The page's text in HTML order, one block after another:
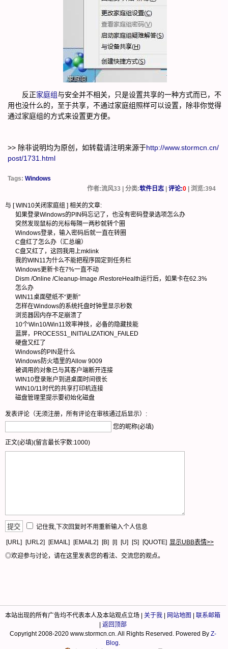
反正家庭组与安全并不相关，只是设置共享的一种方式而已，不
用也没什么的，至于共享，不通过家庭组照样可以设置，除非你觉得
通过家庭组的方式来设置更方便。
>> 除非说明均为原创，如转载请注明来源于http://www.stormcn.cn/
post/1731.html
Tags: Windows
作者:流风33 | 分类:软件日志 |评论:0 | 浏览:394
与 [WIN10关闭家庭组 ] 相关的文章:
如果登录Windows的PIN码忘记了，也没有密码登录选项怎么办
突然发现鼠标的光标每隔一两秒就转个圈
Windows登录，输入密码后就一直在转圈
C盘红了怎么办（汇总编）
C盘又红了，这回我用上mklink
我的WIN11为什么不能把程序固定到任务栏
Windows更新卡在7%一直不动
Dism /Online /Cleanup-Image /RestoreHealth运行后，如果卡在62.3%
怎么办
WIN11桌面壁纸不“更新”
怎样在Windows的系统托盘时钟里显示秒数
浏览器因内存不足崩溃了
10个Win10/Win11效率神技，必备的隐藏技能
蓝屏，PROCESS1_INITIALIZATION_FAILED
硬盘又红了
Windows的PIN是什么
Windows防火墙里的Allow 9009
被调用的对象已与其客户端断开连接
WIN10登录账户到进桌面时间很长
WIN10/11时代的共享打印机连接
磁盘管理里提示要初始化磁盘
发表评论（无须注册，所有评论在审核通过后显示）:
您的昵称(必填)
正文(必填)(留言最长字数:1000)
记住我,下次回复时不用重新输入个人信息
[URL] [URL2] [EMAIL] [EMAIL2] [B] [I] [U] [S] [QUOTE] 显示UBB表情>>
◎欢迎参与讨论，请在这里发表您的看法、交流您的观点。
本站出现的所有广告均不代表本人及本站观点立场 |关于我 | 网站地图 |联系邮箱
| 返回顶部
Copyright 2008-2020 www.stormcn.cn. All Rights Reserved. Powered By Z-
Blog